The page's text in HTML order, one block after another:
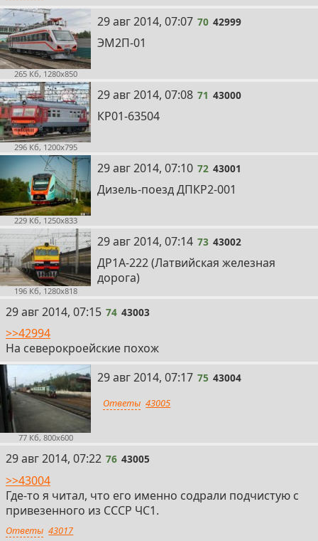
265 Кб, 1280x850
70
29 авг 2014, 07:07 70 42999
ЭМ2П-01
296 Кб, 1200x795
71
29 авг 2014, 07:08 71 43000
КР01-63504
229 Кб, 1250x833
72
29 авг 2014, 07:10 72 43001
Дизель-поезд ДПКР2-001
196 Кб, 1280x818
73
29 авг 2014, 07:14 73 43002
ДР1А-222 (Латвийская железная
дорога)
74
29 авг 2014, 07:15 74 43003
>>42994
На северокроейские похож
77 Кб, 800x600
75
29 авг 2014, 07:17 75 43004
Ответы 43005
76
29 авг 2014, 07:22 76 43005
>>43004
Где-то я читал, что его именно содрали подчистую с
привезенного из СССР ЧС1.
Ответы 43017